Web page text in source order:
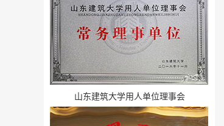
山东建筑大学用人单位理事会